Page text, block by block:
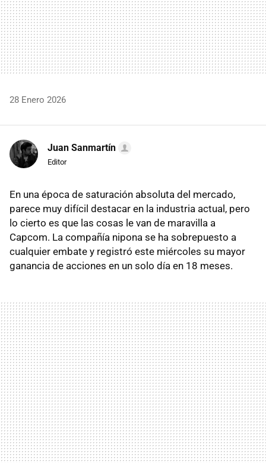
28 Enero 2026
Juan Sanmartín
Editor
En una época de saturación absoluta del mercado,
parece muy difícil destacar en la industria actual, pero
lo cierto es que las cosas le van de maravilla a
Capcom. La compañía nipona se ha sobrepuesto a
cualquier embate y registró este miércoles su mayor
ganancia de acciones en un solo día en 18 meses.